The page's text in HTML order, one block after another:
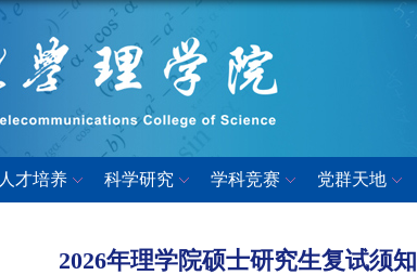
人才培养 科学研究 学科竞赛 党群天地
2026年理学院硕士研究生复试须知